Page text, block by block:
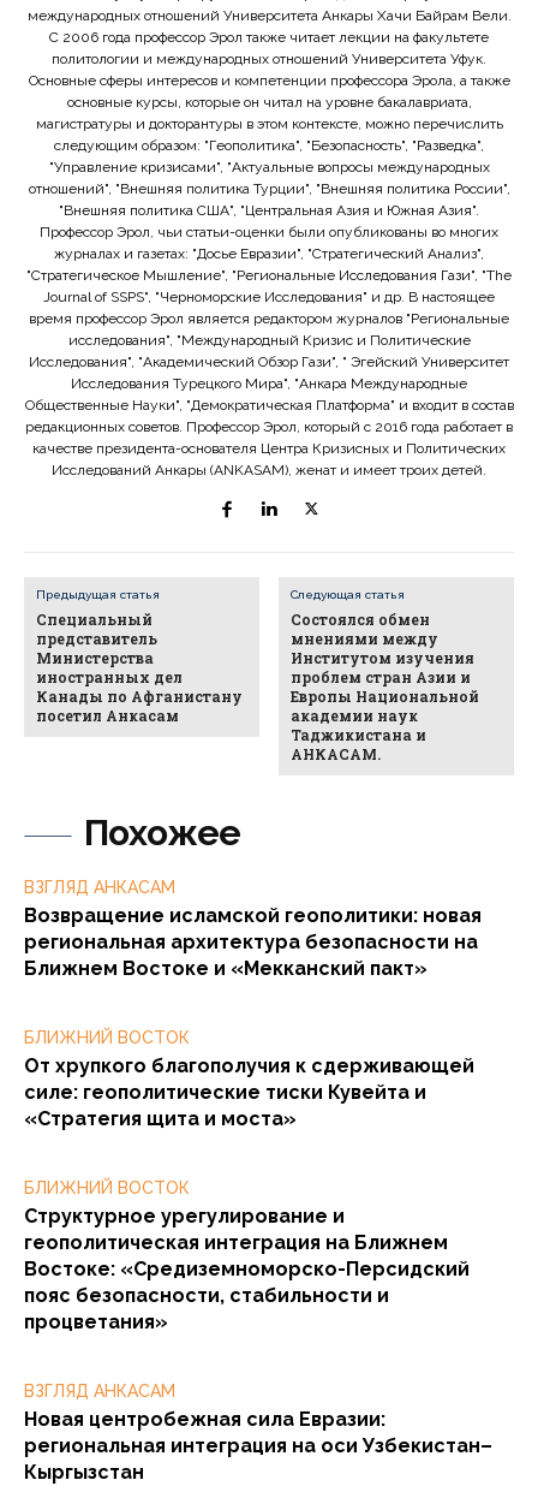
Похожее
ВЗГЛЯД АНКАСАМ
Возвращение исламской геополитики: новая
региональная архитектура безопасности на
Ближнем Востоке и «Мекканский пакт»
БЛИЖНИЙ ВОСТОК
От хрупкого благополучия к сдерживающей
силе: геополитические тиски Кувейта и
«Стратегия щита и моста»
БЛИЖНИЙ ВОСТОК
Структурное урегулирование и
геополитическая интеграция на Ближнем
Востоке: «Средиземноморско-Персидский
пояс безопасности, стабильности и
процветания»
ВЗГЛЯД АНКАСАМ
Новая центробежная сила Евразии:
региональная интеграция на оси Узбекистан–
Кыргызстан
международных отношений Университета Анкары Хачи Байрам Вели.
С 2006 года профессор Эрол также читает лекции на факультете
политологии и международных отношений Университета Уфук.
Основные сферы интересов и компетенции профессора Эрола, а также
основные курсы, которые он читал на уровне бакалавриата,
магистратуры и докторантуры в этом контексте, можно перечислить
следующим образом: "Геополитика", "Безопасность", "Разведка",
"Управление кризисами", "Актуальные вопросы международных
отношений", "Внешняя политика Турции", "Внешняя политика России",
"Внешняя политика США", "Центральная Азия и Южная Азия".
Профессор Эрол, чьи статьи-оценки были опубликованы во многих
журналах и газетах: "Досье Евразии", "Стратегический Анализ",
"Стратегическое Мышление", "Региональные Исследования Гази", "The
Journal of SSPS", "Черноморские Исследования" и др. В настоящее
время профессор Эрол является редактором журналов "Региональные
исследования", "Международный Кризис и Политические
Исследования", "Академический Обзор Гази", " Эгейский Университет
Исследования Турецкого Мира", "Анкара Международные
Общественные Науки", "Демократическая Платформа" и входит в состав
редакционных советов. Профессор Эрол, который с 2016 года работает в
качестве президента-основателя Центра Кризисных и Политических
Исследований Анкары (ANKASAM), женат и имеет троих детей.
Предыдущая статья
Специальный
представитель
Министерства
иностранных дел
Канады по Афганистану
посетил Анкасам
Следующая статья
Состоялся обмен
мнениями между
Институтом изучения
проблем стран Азии и
Европы Национальной
академии наук
Таджикистана и
АНКАСАМ.